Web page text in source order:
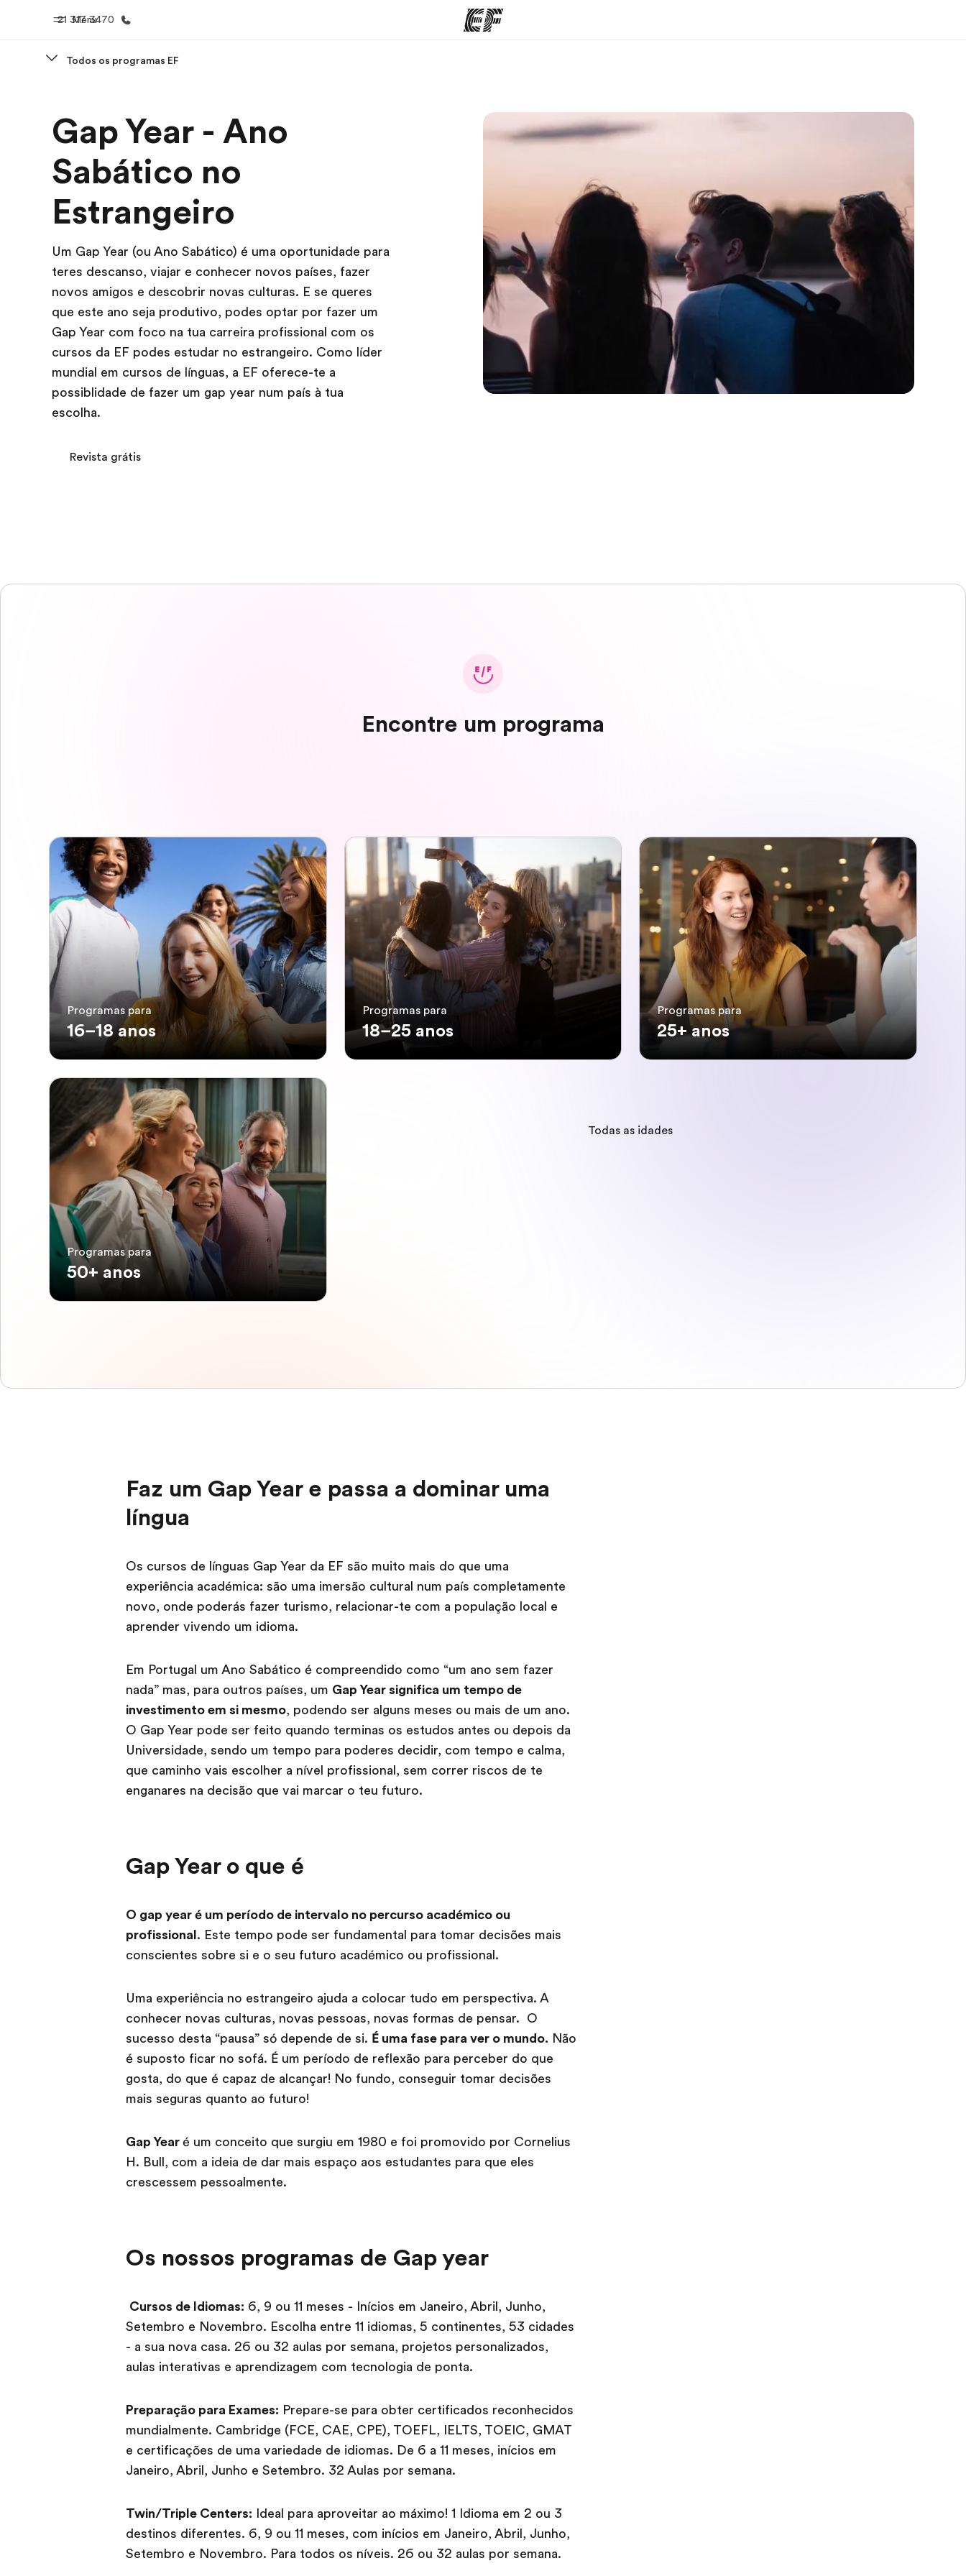
Menu
21 317 3470
Bem-vindo à EF
Saiba tudo que
oferecemos
Encontre um escritório Quem somos
Todos os programas EF
Gap Year - Ano
Sabático no
Estrangeiro
Um Gap Year (ou Ano Sabático) é uma oportunidade para
teres descanso, viajar e conhecer novos países, fazer
novos amigos e descobrir novas culturas. E se queres
que este ano seja produtivo, podes optar por fazer um
Gap Year com foco na tua carreira profissional com os
cursos da EF podes estudar no estrangeiro. Como líder
mundial em cursos de línguas, a EF oferece-te a
possiblidade de fazer um gap year num país à tua
escolha.
Revista grátis
Encontre um programa
Programas para
16–18 anos
Programas para
18–25 anos
Programas para
25+ anos
Programas para
50+ anos
Todas as idades
Faz um Gap Year e passa a dominar uma
língua
Os cursos de línguas Gap Year da EF são muito mais do que uma
experiência académica: são uma imersão cultural num país completamente
novo, onde poderás fazer turismo, relacionar-te com a população local e
aprender vivendo um idioma.
Em Portugal um Ano Sabático é compreendido como “um ano sem fazer
nada” mas, para outros países, um Gap Year significa um tempo de
investimento em si mesmo, podendo ser alguns meses ou mais de um ano.
O Gap Year pode ser feito quando terminas os estudos antes ou depois da
Universidade, sendo um tempo para poderes decidir, com tempo e calma,
que caminho vais escolher a nível profissional, sem correr riscos de te
enganares na decisão que vai marcar o teu futuro.
Gap Year o que é
O gap year é um período de intervalo no percurso académico ou
profissional. Este tempo pode ser fundamental para tomar decisões mais
conscientes sobre si e o seu futuro académico ou profissional.
Uma experiência no estrangeiro ajuda a colocar tudo em perspectiva. A
conhecer novas culturas, novas pessoas, novas formas de pensar. O
sucesso desta “pausa” só depende de si. É uma fase para ver o mundo. Não
é suposto ficar no sofá. É um período de reflexão para perceber do que
gosta, do que é capaz de alcançar! No fundo, conseguir tomar decisões
mais seguras quanto ao futuro!
Gap Year é um conceito que surgiu em 1980 e foi promovido por Cornelius
H. Bull, com a ideia de dar mais espaço aos estudantes para que eles
crescessem pessoalmente.
Os nossos programas de Gap year
Cursos de Idiomas: 6, 9 ou 11 meses - Inícios em Janeiro, Abril, Junho,
Setembro e Novembro. Escolha entre 11 idiomas, 5 continentes, 53 cidades
- a sua nova casa. 26 ou 32 aulas por semana, projetos personalizados,
aulas interativas e aprendizagem com tecnologia de ponta.
Preparação para Exames: Prepare-se para obter certificados reconhecidos
mundialmente. Cambridge (FCE, CAE, CPE), TOEFL, IELTS, TOEIC, GMAT
e certificações de uma variedade de idiomas. De 6 a 11 meses, inícios em
Janeiro, Abril, Junho e Setembro. 32 Aulas por semana.
Twin/Triple Centers: Ideal para aproveitar ao máximo! 1 Idioma em 2 ou 3
destinos diferentes. 6, 9 ou 11 meses, com inícios em Janeiro, Abril, Junho,
Setembro e Novembro. Para todos os níveis. 26 ou 32 aulas por semana.